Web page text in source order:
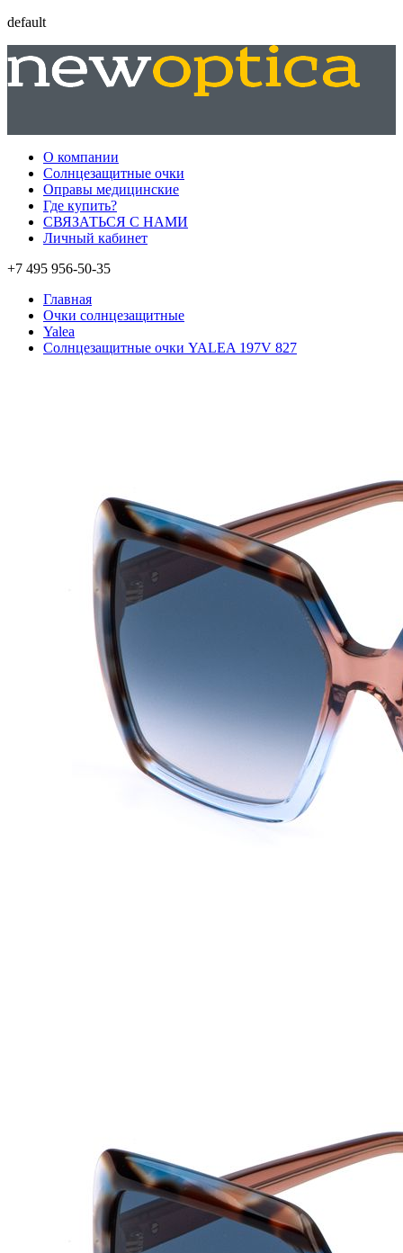
default
О компании
Солнцезащитные очки
Оправы медицинские
Где купить?
СВЯЗАТЬСЯ С НАМИ
Личный кабинет
+7 495 956-50-35
Главная
Очки солнцезащитные
Yalea
Солнцезащитные очки YALEA 197V 827